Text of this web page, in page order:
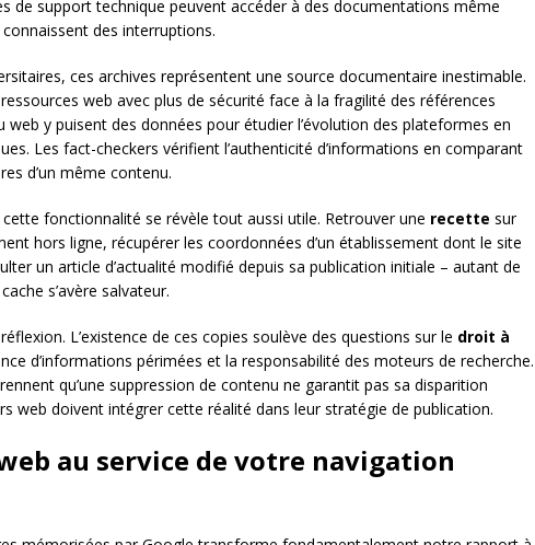
de support technique peuvent accéder à des documentations même
des interruptions.
ces archives représentent une source documentaire inestimable.
web avec plus de sécurité face à la fragilité des références
web y puisent des données pour étudier l’évolution des plateformes en
Les fact-checkers vérifient l’authenticité d’informations en comparant
d’un même contenu.
fonctionnalité se révèle tout aussi utile. Retrouver une recette sur
hors ligne, récupérer les coordonnées d’un établissement dont le site
un article d’actualité modifié depuis sa publication initiale – autant de
s’avère salvateur.
L’existence de ces copies soulève des questions sur le droit à
d’informations périmées et la responsabilité des moteurs de recherche.
qu’une suppression de contenu ne garantit pas sa disparition
web doivent intégrer cette réalité dans leur stratégie de publication.
au service de votre navigation